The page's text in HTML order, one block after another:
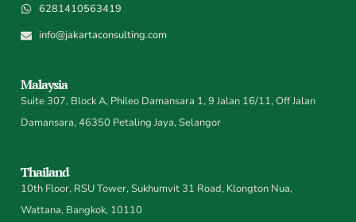
6281410563419
info@jakartaconsulting.com
Malaysia
Suite 307, Block A, Phileo Damansara 1, 9 Jalan 16/11, Off Jalan
Damansara, 46350 Petaling Jaya, Selangor
Thailand
10th Floor, RSU Tower, Sukhumvit 31 Road, Klongton Nua,
Wattana, Bangkok, 10110